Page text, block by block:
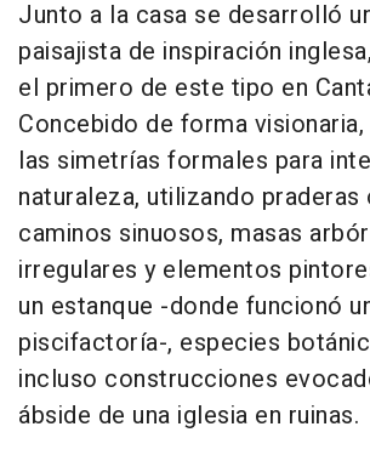
Junto a la casa se desarrolló
paisajista de inspiración
el primero de este tipo en
Concebido de forma
las simetrías formales para
naturaleza, utilizando praderas
caminos sinuosos, masas
irregulares y elementos
un estanque -donde funcionó
piscifactoría-, especies
incluso construcciones
ábside de una iglesia en ruinas.